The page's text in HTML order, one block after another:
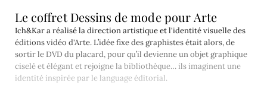
Le coffret Dessins de mode pour Arte
Ich&Kar a réalisé la direction artistique et l'identité visuelle des
éditions vidéo d'Arte. L’idée fixe des graphistes était alors, de
sortir le DVD du placard, pour qu’il devienne un objet graphique
ciselé et élégant et rejoigne la bibliothèque… ils imaginent une
identité inspirée par le language éditorial.